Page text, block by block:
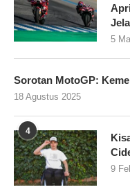
5
Sorotan MotoGP:
18 Agustus 2025
4
9